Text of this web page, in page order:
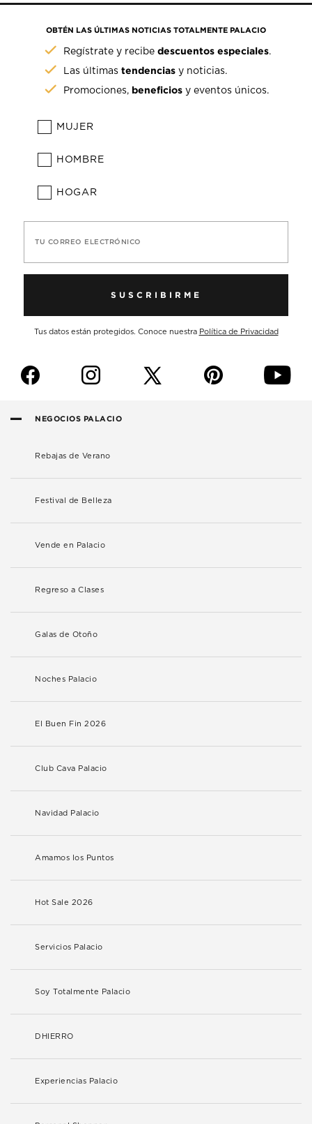
OBTÉN LAS ÚLTIMAS NOTICIAS TOTALMENTE PALACIO
Regístrate y recibedescuentos especiales.
Las últimastendencias y noticias.
Promociones, beneficios y eventos únicos.
MUJER
HOMBRE
HOGAR
TU CORREO ELECTRÓNICO
SUSCRIBIRME
Tus datos están protegidos. Conoce nuestra Política de Privacidad
f i p y
NEGOCIOS PALACIO
Rebajas de Verano
Festival de Belleza
Vende en Palacio
Regreso a Clases
Galas de Otoño
Noches Palacio
El Buen Fin 2026
Club Cava Palacio
Navidad Palacio
Amamos los Puntos
Hot Sale 2026
Servicios Palacio
Soy Totalmente Palacio
DHIERRO
Experiencias Palacio